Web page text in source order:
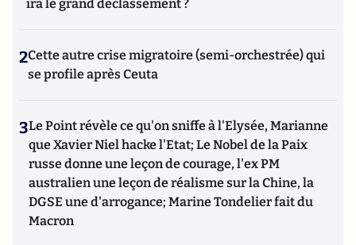
ira le grand déclassement ?
2Cette autre crise migratoire (semi-orchestrée) qui
se profile après Ceuta
3Le Point révèle ce qu'on sniffe à l'Elysée, Marianne
que Xavier Niel hacke l'Etat; Le Nobel de la Paix
russe donne une leçon de courage, l'ex PM
australien une leçon de réalisme sur la Chine, la
DGSE une d'arrogance; Marine Tondelier fait du
Macron